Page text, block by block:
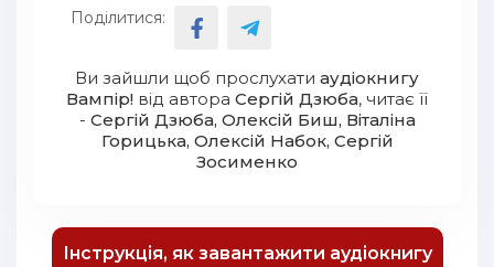
Поділитися:
Ви зайшли щоб прослухати аудіокнигу
Вампір! від автора Сергій Дзюба, читає її
- Сергій Дзюба, Олексій Биш, Віталіна
Горицька, Олексій Набок, Сергій
Зосименко
Інструкція, як завантажити аудіокнигу